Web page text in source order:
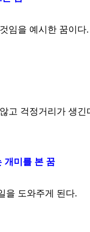
임을 예시한 꿈이다.
고 걱정거리가 생긴
개미를 본 꿈
을 도와주게 된다.